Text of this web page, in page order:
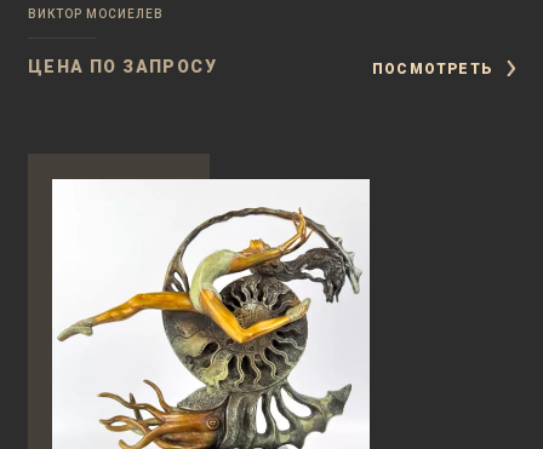
ВИКТОР МОСИЕЛЕВ
ЦЕНА ПО ЗАПРОСУ ПОСМОТРЕТЬ